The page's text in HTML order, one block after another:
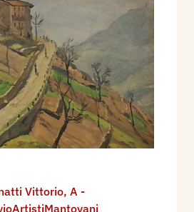
Vittorio, A -